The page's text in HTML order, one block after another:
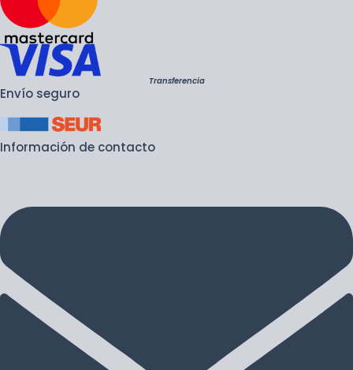
Transferencia
Envío seguro
Información de contacto